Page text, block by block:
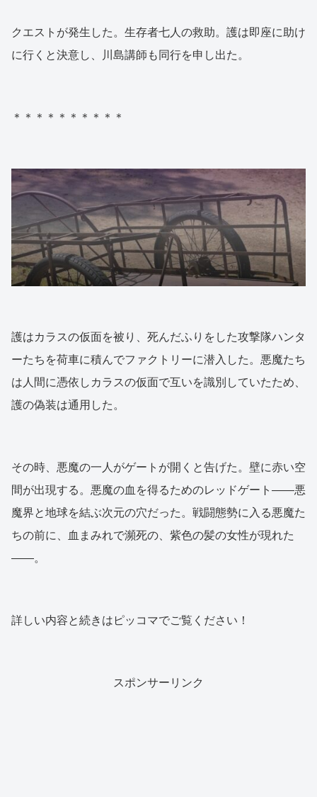
クエストが発生した。生存者七人の救助。護は即座に助け
に行くと決意し、川島講師も同行を申し出た。
＊＊＊＊＊＊＊＊＊＊
護はカラスの仮面を被り、死んだふりをした攻撃隊ハンタ
ーたちを荷車に積んでファクトリーに潜入した。悪魔たち
は人間に憑依しカラスの仮面で互いを識別していたため、
護の偽装は通用した。
その時、悪魔の一人がゲートが開くと告げた。壁に赤い空
間が出現する。悪魔の血を得るためのレッドゲート——悪
魔界と地球を結ぶ次元の穴だった。戦闘態勢に入る悪魔た
ちの前に、血まみれで瀕死の、紫色の髪の女性が現れた
——。
詳しい内容と続きはピッコマでご覧ください！
スポンサーリンク